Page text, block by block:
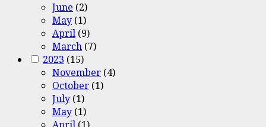
June (2)
May (1)
April (9)
March (7)
2023 (15)
November (4)
October (1)
July (1)
May (1)